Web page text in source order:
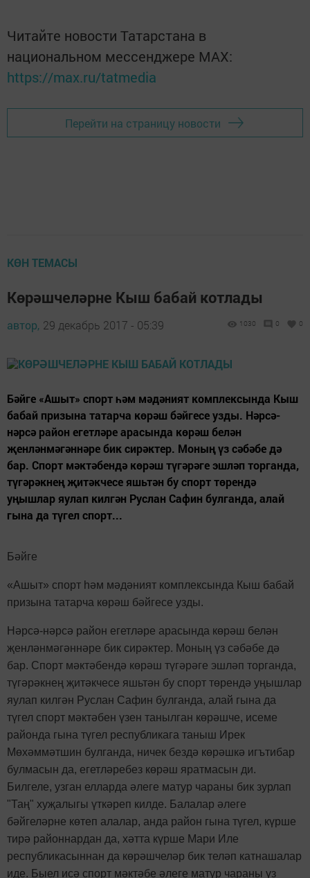
Читайте новости Татарстана в
национальном мессенджере MАХ:
https://max.ru/tatmedia
Перейти на страницу новости
КӨН ТЕМАСЫ
Көрәшчеләрне Кыш бабай котлады
автор, 29 декабрь 2017 - 05:39 1030 0 0
Бәйге «Ашыт» спорт һәм мәдәният комплексында Кыш
бабай призына татарча көрәш бәйгесе узды. Нәрсә-
нәрсә район егетләре арасында көрәш белән
җенләнмәгәннәре бик сирәктер. Моның үз сәбәбе дә
бар. Спорт мәктәбендә көрәш түгәрәге эшләп торганда,
түгәрәкнең җитәкчесе яшьтән бу спорт төрендә
уңышлар яулап килгән Руслан Сафин булганда, алай
гына да түгел спорт...
Бәйге
«Ашыт» спорт һәм мәдәният комплексында Кыш бабай
призына татарча көрәш бәйгесе узды.
Нәрсә-нәрсә район егетләре арасында көрәш белән
җенләнмәгәннәре бик сирәктер. Моның үз сәбәбе дә
бар. Спорт мәктәбендә көрәш түгәрәге эшләп торганда,
түгәрәкнең җитәкчесе яшьтән бу спорт төрендә уңышлар
яулап килгән Руслан Сафин булганда, алай гына да
түгел спорт мәктәбен үзен танылган көрәшче, исеме
районда гына түгел республикага таныш Ирек
Мөхәммәтшин булганда, ничек бездә көрәшкә игътибар
булмасын да, егетләребез көрәш яратмасын ди.
Билгеле, узган елларда әлеге матур чараны бик зурлап
"Таң" хуҗалыгы үткәреп килде. Балалар әлеге
бәйгеләрне көтеп алалар, анда район гына түгел, күрше
тирә районнардан да, хәтта күрше Мари Иле
республикасыннан да көрәшчеләр бик теләп катнашалар
иде. Быел исә спорт мәктәбе әлеге матур чараны үз